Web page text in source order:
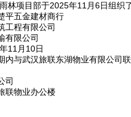
林项目部于2025年11月6日组织
平五金建材商行
工程有限公司
有限公司
年11月 10日
内与武汉旅联东湖物业有限公司
司
联物业办公楼